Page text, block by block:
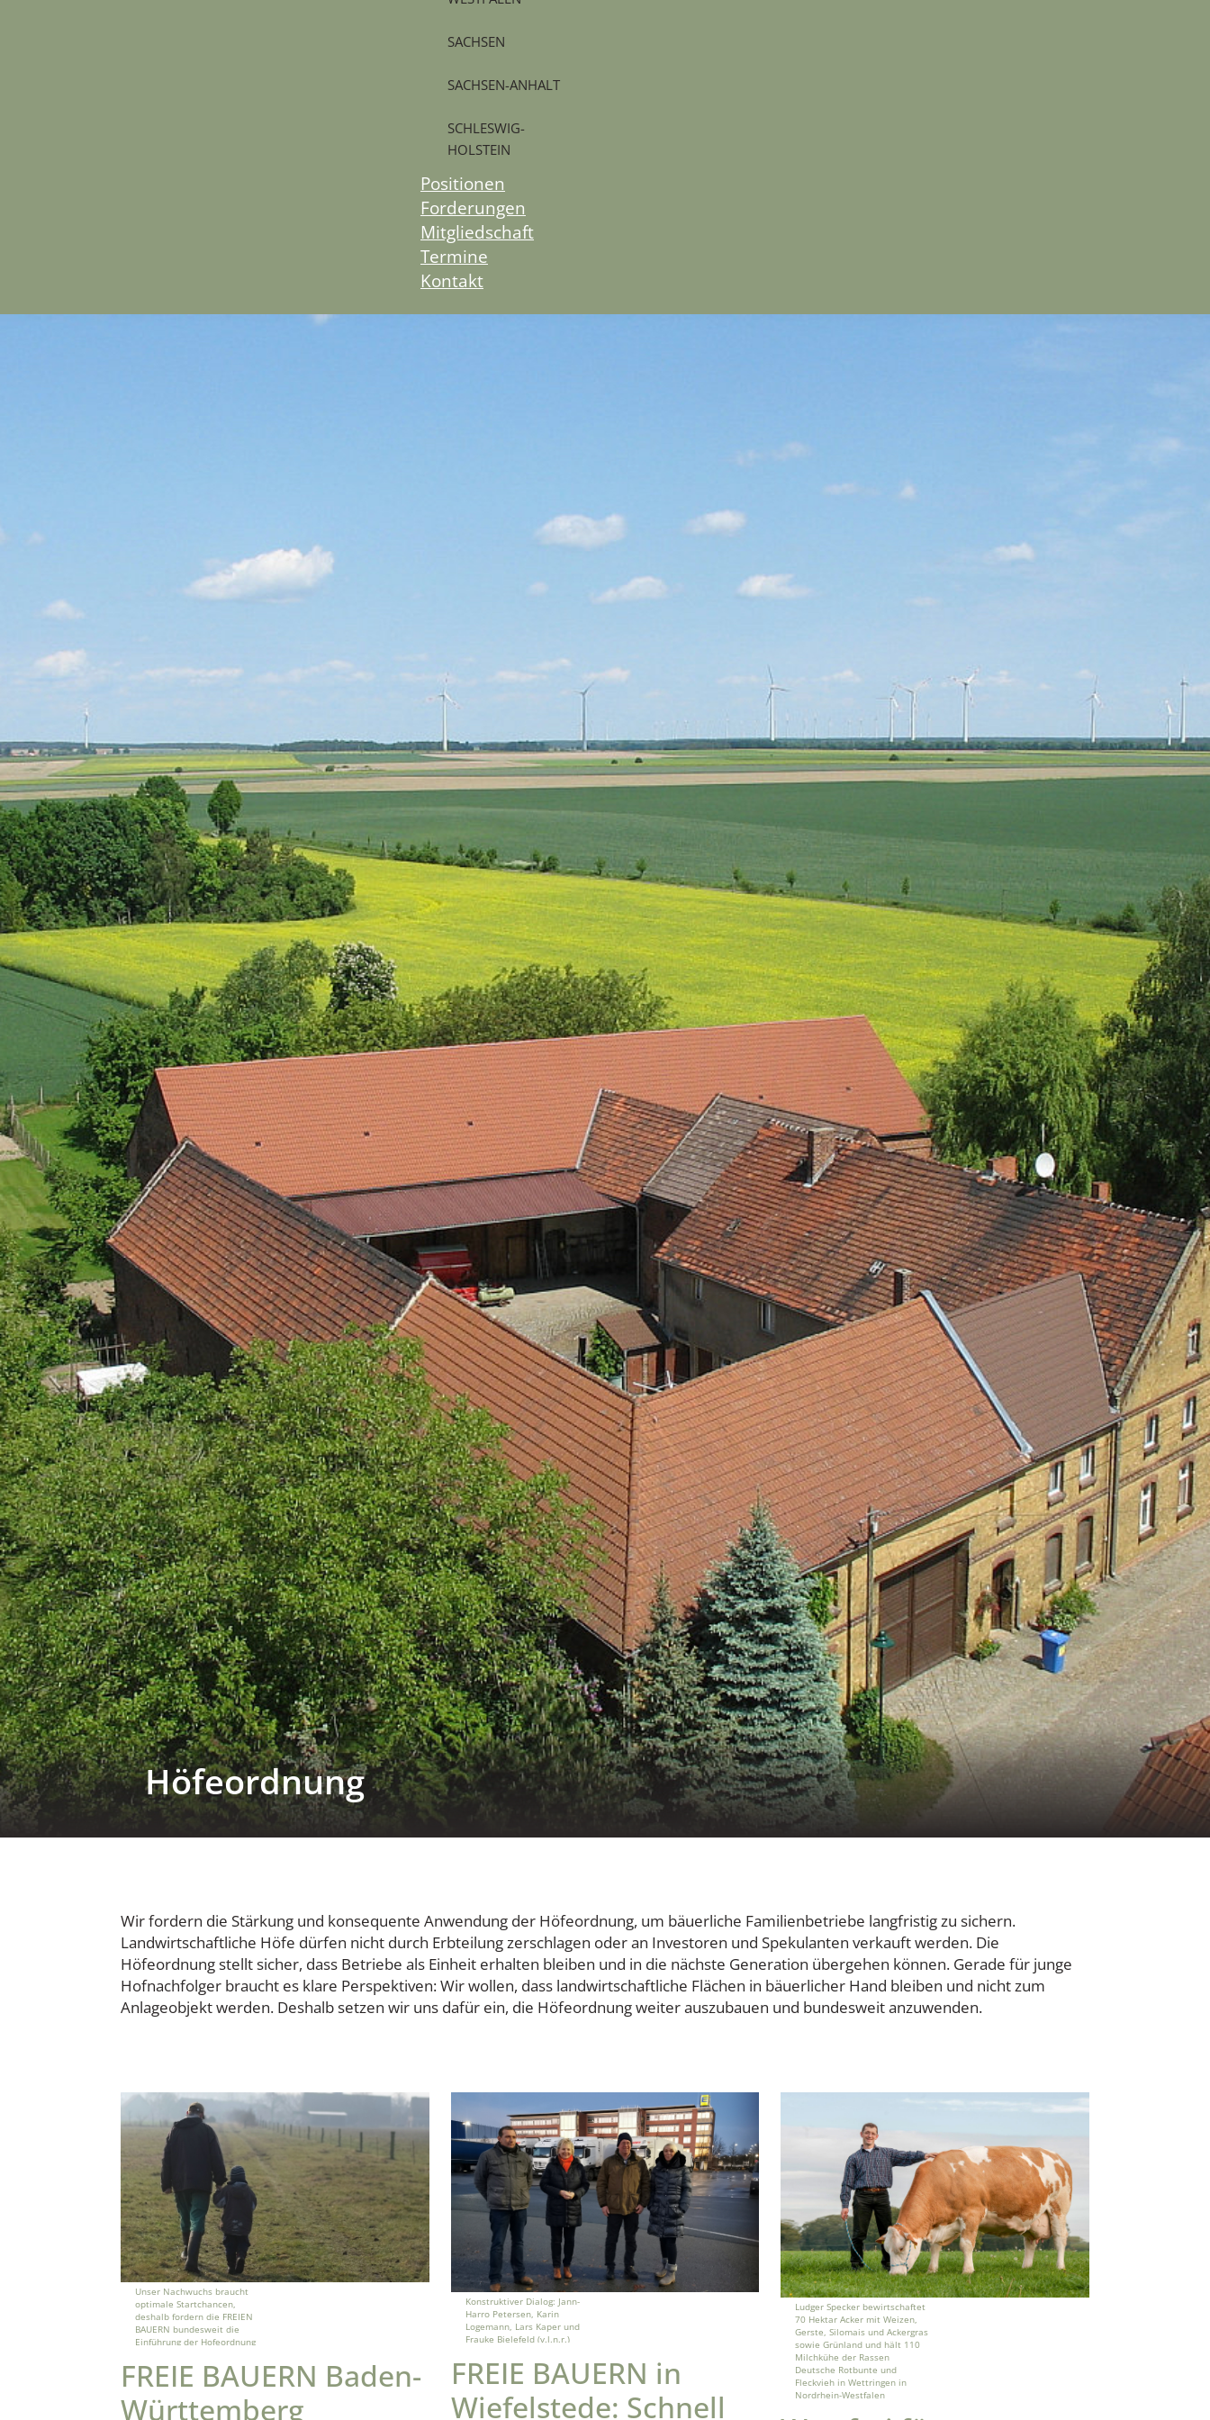
SACHSEN
SACHSEN-ANHALT
SCHLESWIG-
HOLSTEIN
Positionen
Forderungen
Mitgliedschaft
Termine
Kontakt
Höfeordnung
Wir fordern die Stärkung und konsequente Anwendung der Höfeordnung, um bäuerliche Familienbetriebe langfristig zu sichern.
Landwirtschaftliche Höfe dürfen nicht durch Erbteilung zerschlagen oder an Investoren und Spekulanten verkauft werden. Die
Höfeordnung stellt sicher, dass Betriebe als Einheit erhalten bleiben und in die nächste Generation übergehen können. Gerade für junge
Hofnachfolger braucht es klare Perspektiven: Wir wollen, dass landwirtschaftliche Flächen in bäuerlicher Hand bleiben und nicht zum
Anlageobjekt werden. Deshalb setzen wir uns dafür ein, die Höfeordnung weiter auszubauen und bundesweit anzuwenden.
Unser Nachwuchs braucht
optimale Startchancen,
deshalb fordern die FREIEN
BAUERN bundesweit die
Einführung der Hofeordnung
FREIE BAUERN Baden-
Württemberg
Konstruktiver Dialog: Jann-
Harro Petersen, Karin
Logemann, Lars Kaper und
Frauke Bielefeld (v.l.n.r.)
FREIE BAUERN in
Wiefelstede: Schnell
Ludger Specker bewirtschaftet
70 Hektar Acker mit Weizen,
Gerste, Silomais und Ackergras
sowie Grünland und hält 110
Milchkühe der Rassen
Deutsche Rotbunte und
Fleckvieh in Wettringen in
Nordrhein-Westfalen